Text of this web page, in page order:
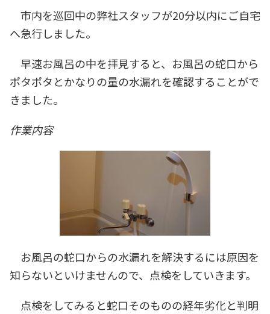
市内を巡回中の弊社スタッフが20分以内にご自宅
へ急行しました。
早速お風呂の中を拝見すると、お風呂の蛇口から
ポタポタとかなりの量の水漏れを確認することがで
きました。
作業内容
お風呂の蛇口からの水漏れを解決するには原因を
知らないといけませんので、点検をしていきます。
点検をしてみると蛇口そのものの経年劣化と判明